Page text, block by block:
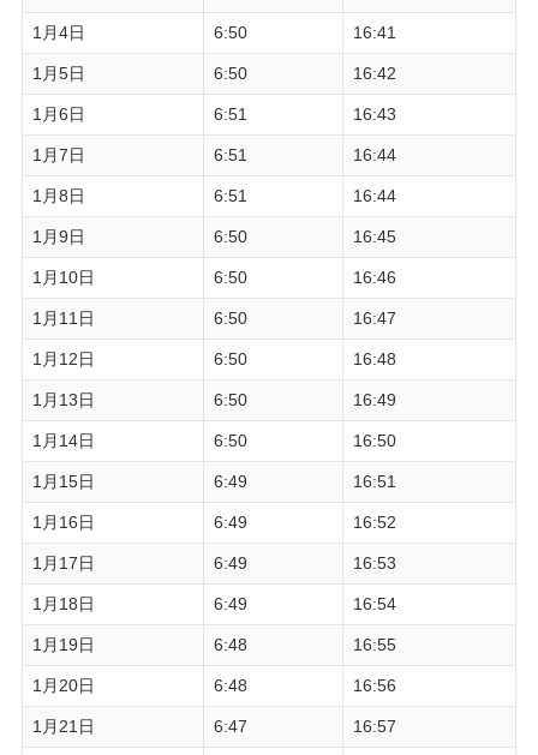
1月4日 6:50 16:41
1月5日 6:50 16:42
1月6日 6:51 16:43
1月7日 6:51 16:44
1月8日 6:51 16:44
1月9日 6:50 16:45
1月10日 6:50 16:46
1月11日 6:50 16:47
1月12日 6:50 16:48
1月13日 6:50 16:49
1月14日 6:50 16:50
1月15日 6:49 16:51
1月16日 6:49 16:52
1月17日 6:49 16:53
1月18日 6:49 16:54
1月19日 6:48 16:55
1月20日 6:48 16:56
1月21日 6:47 16:57